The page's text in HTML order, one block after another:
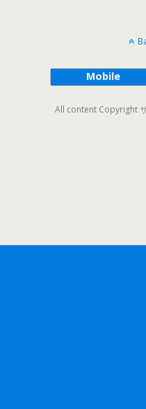
Mobile
All content Copyright